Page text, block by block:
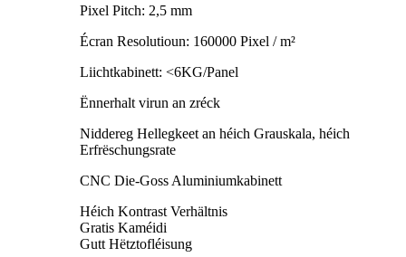
Pixel Pitch: 2,5 mm
Écran Resolutioun: 160000 Pixel / m²
Liichtkabinett: <6KG/Panel
Ënnerhalt virun an zréck
Niddereg Hellegkeet an héich Grauskala, héich
Erfrëschungsrate
CNC Die-Goss Aluminiumkabinett
Héich Kontrast Verhältnis
Gratis Kaméidi
Gutt Hëtztofléisung